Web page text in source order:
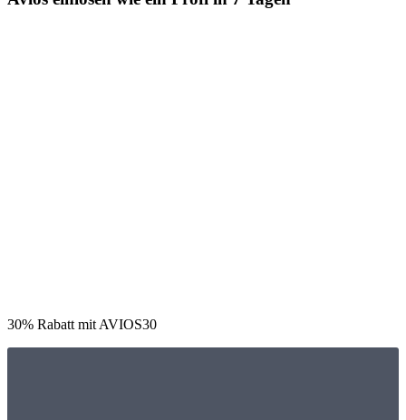
30% Rabatt mit AVIOS30